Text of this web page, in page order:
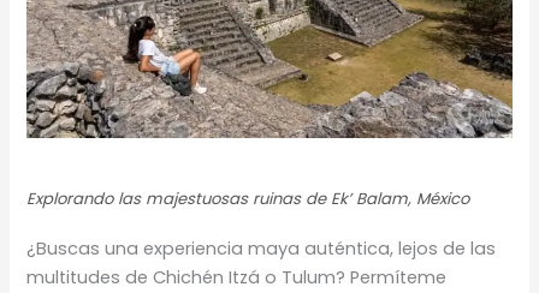
Explorando las majestuosas ruinas de Ek’ Balam, México
¿Buscas una experiencia maya auténtica, lejos de las
multitudes de Chichén Itzá o Tulum? Permíteme